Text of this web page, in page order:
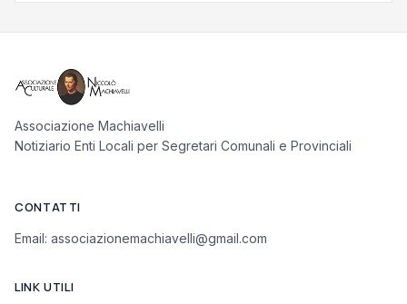
Associazione Machiavelli
Notiziario Enti Locali per Segretari Comunali e Provinciali
CONTATTI
Email: associazionemachiavelli@gmail.com
LINK UTILI